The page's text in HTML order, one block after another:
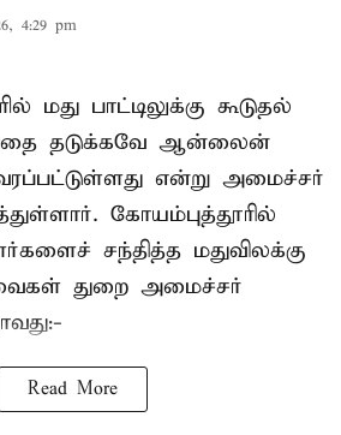
4:29 pm
மது பாட்டிலுக்கு கூடுதல்
தடுக்கவே ஆன்லைன்
என்று அமைச்சர்
கோயம்புத்தூரில்
சந்தித்த மதுவிலக்கு
துறை அமைச்சர்
Read More